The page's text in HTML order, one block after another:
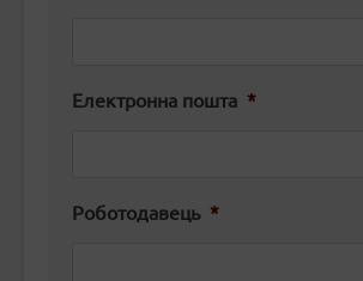
Електронна пошта *
Роботодавець *